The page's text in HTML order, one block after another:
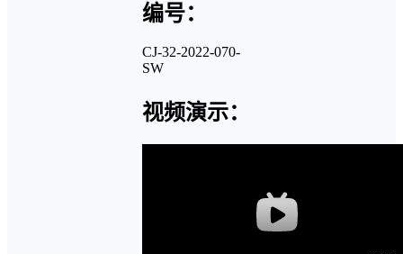
编号：
CJ-32-2022-070-
SW
视频演示：